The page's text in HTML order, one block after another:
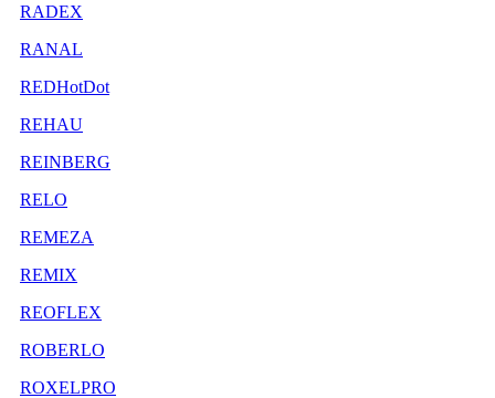
RADEX
RANAL
REDHotDot
REHAU
REINBERG
RELO
REMEZA
REMIX
REOFLEX
ROBERLO
ROXELPRO